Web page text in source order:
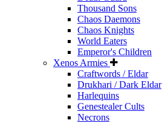
Thousand Sons
Chaos Daemons
Chaos Knights
World Eaters
Emperor's Children
Xenos Armies
Craftwords / Eldar
Drukhari / Dark Eldar
Harlequins
Genestealer Cults
Necrons